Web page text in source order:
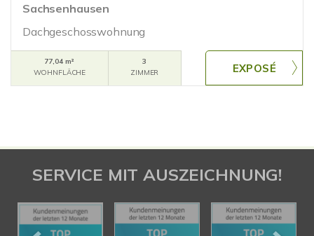
Sachsenhausen
Dachgeschosswohnung
77,04 m²
WOHNFLÄCHE
3
ZIMMER
SERVICE MIT AUSZEICHNUNG!